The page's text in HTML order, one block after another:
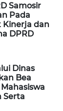
Samosir
Pada
Kinerja dan
DPRD
Dinas
Bea
Serta